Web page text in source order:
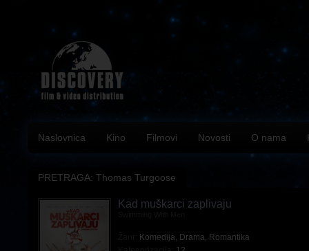
Naslovnica Kino Filmovi Novosti O nama
PRETRAGA: Thomas Turgoose
Kad muškarci zaplivaju
Komedija, Drama, Romantika